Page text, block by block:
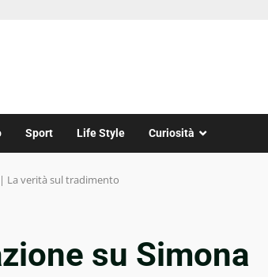
Sport Life Style Curiosità
La verità sul tradimento
su Simona